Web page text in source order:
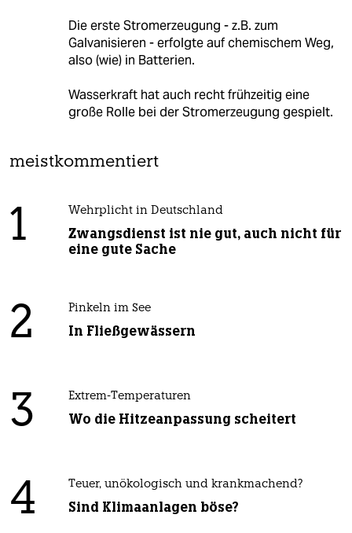
Die erste Stromerzeugung - z.B. zum
Galvanisieren - erfolgte auf chemischem Weg,
also (wie) in Batterien.
Wasserkraft hat auch recht frühzeitig eine
große Rolle bei der Stromerzeugung gespielt.
meistkommentiert
1 Wehrplicht in Deutschland
Zwangsdienst ist nie gut, auch nicht für
eine gute Sache
2 Pinkeln im See
In Fließgewässern
3 Extrem-Temperaturen
Wo die Hitzeanpassung scheitert
4 Teuer, unökologisch und krankmachend?
Sind Klimaanlagen böse?